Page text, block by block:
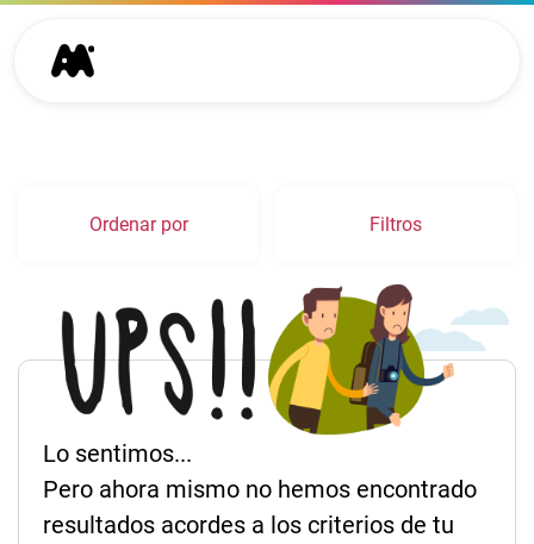
Ordenar por Filtros
Lo sentimos...
Pero ahora mismo no hemos encontrado
resultados acordes a los criterios de tu